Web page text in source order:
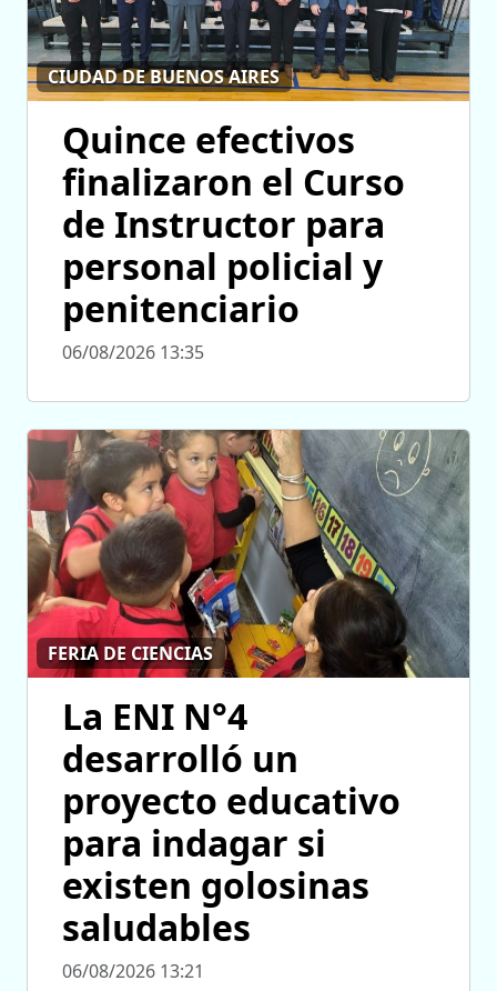
CIUDAD DE BUENOS AIRES
Quince efectivos
finalizaron el Curso
de Instructor para
personal policial y
penitenciario
06/08/2026 13:35
FERIA DE CIENCIAS
La ENI N°4
desarrolló un
proyecto educativo
para indagar si
existen golosinas
saludables
06/08/2026 13:21